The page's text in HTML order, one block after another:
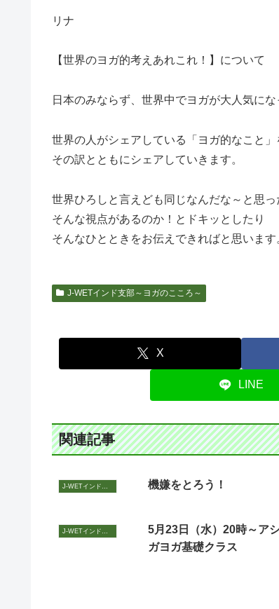
リナ
【世界のヨガ的考えあれこれ！】について
日本のみならず、世界中でヨガが大人気にな
世界の人がシェアしている「ヨガ的なこと」
その訳とともにシェアしていきます。
世界ひろしと言えども同じなんだな～と思っ
そんな視点があるのか！とドキッとしたり
そんなひとときをお伝えできればと思います
J-WETインド支部～ヨガのこころ～
X
LINE
関連記事
機嫌をとろう！
J-WETインド支部～ヨガのこころ～
5月23日（水）20時～ア
ガヨガ基礎クラス